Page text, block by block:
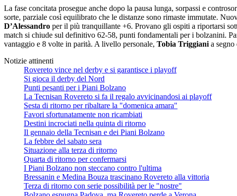
La fase concitata prosegue anche dopo la pausa lunga, sorpassi e
sorte, parziale così equilibrato che le distanze sono rimaste immutate.
D’Alessandro per il più tranquillante +6. Provano gli ospiti a riportarsi
match si chiude sul definitivo 62-58, punti fondamentali per i bolzanini.
vantaggio e 8 volte in parità. A livello personale, Tobia Triggiani a
Notizie attinenti
Rovereto vince nel derby e si garantisce i playoff
Si gioca il derby del Nord
Punti pesanti per i Piani Bolzano
La Tecnisan Rovereto si fa il regalo avvicinandosi ai playoff
Sesta di ritorno per ribaltare la "domenica amara"
Favori sfortunatamente non ricambiati
Destini incrociati nella quinta di ritorno
Il gennaio della Tecnisan e dei Piani Bolzano
La febbre del sabato sera
Situazione alla terza di ritorno
Quarta di ritorno per confermarsi
I Piani Bolzano non steccano contro l'ultima
Bressanin e Medina Bouza trascinano Rovereto alla vittoria
Terza di ritorno con serie possibilità per le "nostre"